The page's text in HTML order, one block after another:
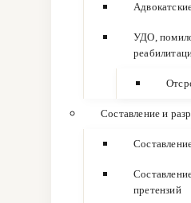
УДО,
Составление и
претензий